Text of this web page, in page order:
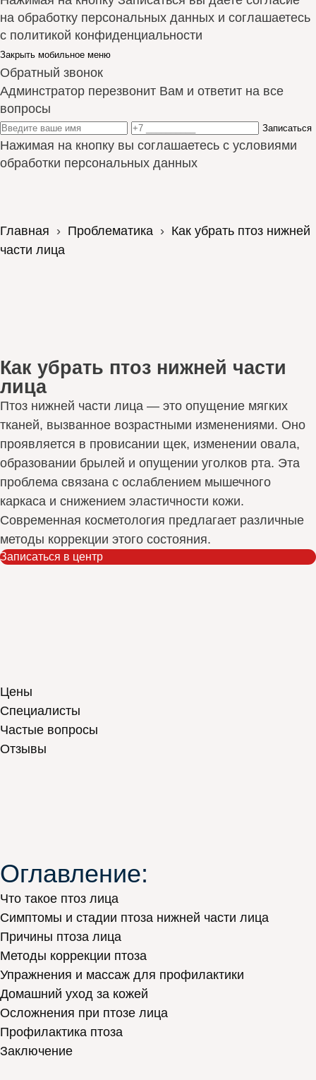
на обработку персональных данных и соглашаетесь
с политикой конфиденциальности
Закрыть мобильное меню
Обратный звонок
Админстратор перезвонит Вам и ответит на все
вопросы
Записаться
Нажимая на кнопку вы соглашаетесь с условиями
обработки персональных данных
Главная › Проблематикa › Как убрать птоз нижней
части лица
Как убрать птоз нижней части
лица
Птоз нижней части лица — это опущение мягких
тканей, вызванное возрастными изменениями. Оно
проявляется в провисании щек, изменении овала,
образовании брылей и опущении уголков рта. Эта
проблема связана с ослаблением мышечного
каркаса и снижением эластичности кожи.
Современная косметология предлагает различные
методы коррекции этого состояния.
Записаться в центр
Цены
Специалисты
Частые вопросы
Отзывы
Оглавление:
Что такое птоз лица
Симптомы и стадии птоза нижней части лица
Причины птоза лица
Методы коррекции птоза
Упражнения и массаж для профилактики
Домашний уход за кожей
Осложнения при птозе лица
Профилактика птоза
Заключение